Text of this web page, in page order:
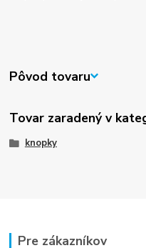
Pôvod tovaru
Tovar zaradený v
knopky
Pre zákazníkov